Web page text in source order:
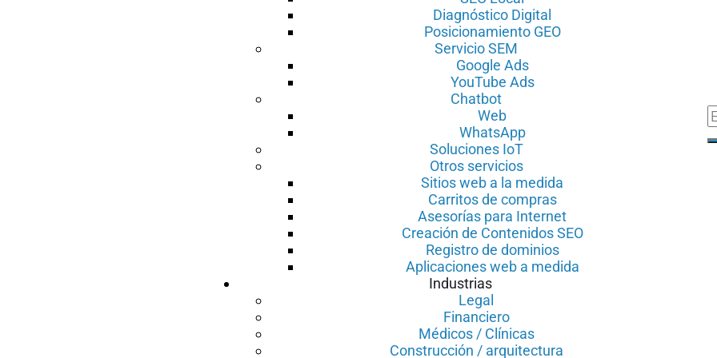
Diagnóstico Digital
Posicionamiento GEO
Servicio SEM
Google Ads
YouTube Ads
Chatbot
Web
WhatsApp
Soluciones IoT
Otros servicios
Sitios web a la medida
Carritos de compras
Asesorías para Internet
Creación de Contenidos SEO
Registro de dominios
Aplicaciones web a medida
Industrias
Legal
Financiero
Médicos / Clínicas
Construcción / arquitectura